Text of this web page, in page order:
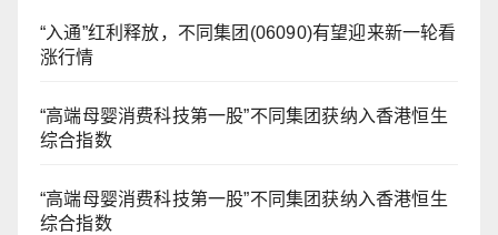
“入通”红利释放，不同集团(06090)有望迎来新一轮看
涨行情
“高端母婴消费科技第一股”不同集团获纳入香港恒生
综合指数
“高端母婴消费科技第一股”不同集团获纳入香港恒生
综合指数